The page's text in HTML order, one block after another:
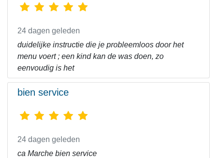
24 dagen geleden
duidelijke instructie die je probleemloos door het
menu voert ; een kind kan de was doen, zo
eenvoudig is het
bien service
24 dagen geleden
ca Marche bien service